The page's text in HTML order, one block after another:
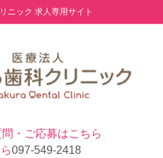
ニック 求人専用サイト
・ご応募はこちら
097-549-2418